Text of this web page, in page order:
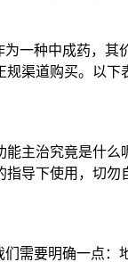
一种中成药，
渠道购买。以
主治究竟是什
导下使用，切
需要明确一点